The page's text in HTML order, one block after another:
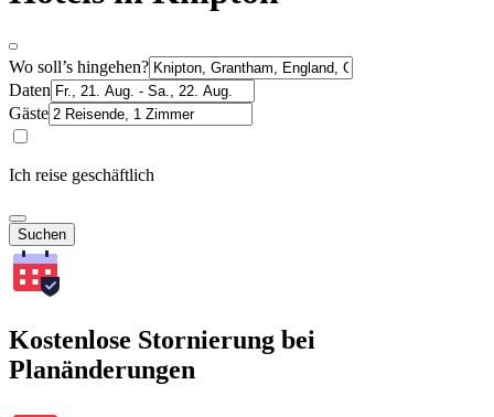
Wo soll’s hingehen?
Daten
Gäste
Ich reise geschäftlich
Suchen
Kostenlose Stornierung bei
Planänderungen